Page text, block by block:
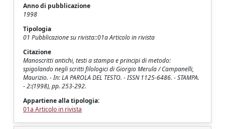
Anno di pubblicazione
1998
Tipologia
01 Pubblicazione su rivista::01a Articolo in rivista
Citazione
Manoscritti antichi, testi a stampa e principi di metodo:
spigolando negli scritti filologici di Giorgio Merula / Campanelli,
Maurizio. - In: LA PAROLA DEL TESTO. - ISSN 1125-6486. - STAMPA.
- 2:(1998), pp. 253-292.
Appartiene alla tipologia:
01a Articolo in rivista